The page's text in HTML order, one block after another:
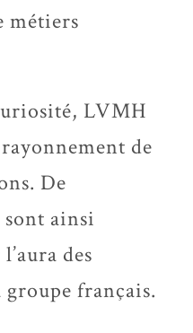
métiers
LVMH
de
De
sont ainsi
des
groupe français.